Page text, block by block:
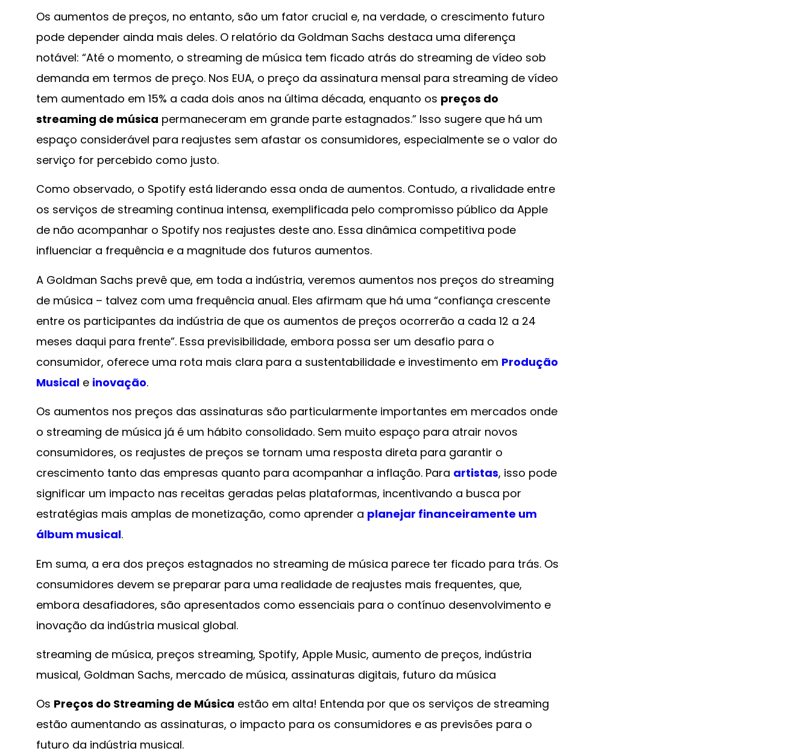
Os aumentos de preços, no entanto, são um fator crucial e, na verdade, o crescimento futuro
pode depender ainda mais deles. O relatório da Goldman Sachs destaca uma diferença
notável: “Até o momento, o streaming de música tem ficado atrás do streaming de vídeo sob
demanda em termos de preço. Nos EUA, o preço da assinatura mensal para streaming de vídeo
tem aumentado em 15% a cada dois anos na última década, enquanto os preços do
streaming de música permaneceram em grande parte estagnados.” Isso sugere que há um
espaço considerável para reajustes sem afastar os consumidores, especialmente se o valor do
serviço for percebido como justo.
Como observado, o Spotify está liderando essa onda de aumentos. Contudo, a rivalidade entre
os serviços de streaming continua intensa, exemplificada pelo compromisso público da Apple
de não acompanhar o Spotify nos reajustes deste ano. Essa dinâmica competitiva pode
influenciar a frequência e a magnitude dos futuros aumentos.
A Goldman Sachs prevê que, em toda a indústria, veremos aumentos nos preços do streaming
de música – talvez com uma frequência anual. Eles afirmam que há uma “confiança crescente
entre os participantes da indústria de que os aumentos de preços ocorrerão a cada 12 a 24
meses daqui para frente”. Essa previsibilidade, embora possa ser um desafio para o
consumidor, oferece uma rota mais clara para a sustentabilidade e investimento em Produção
Musical e inovação.
Os aumentos nos preços das assinaturas são particularmente importantes em mercados onde
o streaming de música já é um hábito consolidado. Sem muito espaço para atrair novos
consumidores, os reajustes de preços se tornam uma resposta direta para garantir o
crescimento tanto das empresas quanto para acompanhar a inflação. Para artistas, isso pode
significar um impacto nas receitas geradas pelas plataformas, incentivando a busca por
estratégias mais amplas de monetização, como aprender a planejar financeiramente um
álbum musical.
Em suma, a era dos preços estagnados no streaming de música parece ter ficado para trás. Os
consumidores devem se preparar para uma realidade de reajustes mais frequentes, que,
embora desafiadores, são apresentados como essenciais para o contínuo desenvolvimento e
inovação da indústria musical global.
streaming de música, preços streaming, Spotify, Apple Music, aumento de preços, indústria
musical, Goldman Sachs, mercado de música, assinaturas digitais, futuro da música
Os Preços do Streaming de Música estão em alta! Entenda por que os serviços de streaming
estão aumentando as assinaturas, o impacto para os consumidores e as previsões para o
futuro da indústria musical.